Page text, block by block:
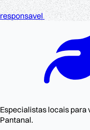
responsavel
Especialistas locais para
Pantanal.